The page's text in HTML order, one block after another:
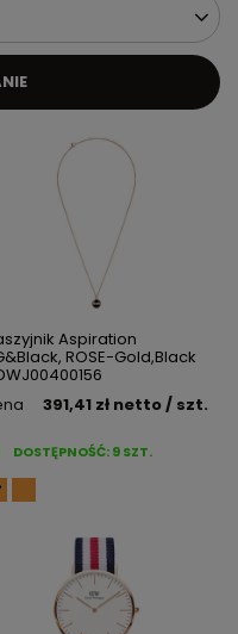
Aspiration
ROSE-Gold,Black
391,41 zł netto/ szt.
DOSTĘPNOŚĆ:9SZT.